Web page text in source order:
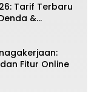
Tarif Terbaru
&
KIS
Fitur Online